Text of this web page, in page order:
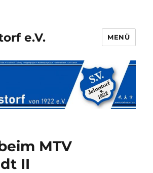
e.V. MENÜ
MTV
II